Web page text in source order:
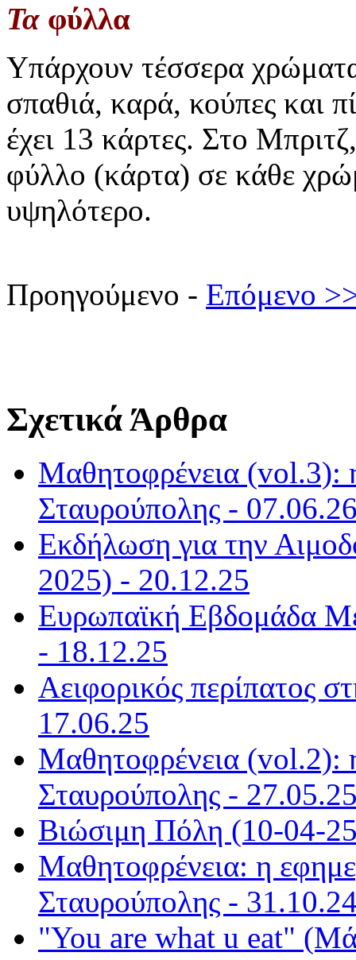
Τα φύλλα
Υπάρχουν τέσσερα
σπαθιά, καρά, κούπες και
έχει 13 κάρτες. Στο
φύλλο (κάρτα) σε κάθε
υψηλότερο.
Προηγούμενο - Επόμενο
Σχετικά Άρθρα
Μαθητοφρένεια (vol.3):
Σταυρούπολης -
Εκδήλωση για την
2025) - 20.12.25
Ευρωπαϊκή Εβδομάδα
- 18.12.25
Αειφορικός περίπατος
17.06.25
Μαθητοφρένεια (vol.2):
Σταυρούπολης -
Βιώσιμη Πόλη (10-04-
Μαθητοφρένεια: η
Σταυρούπολης -
"You are what u eat"